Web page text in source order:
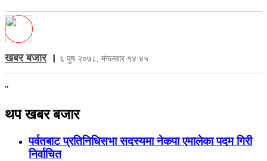
खबर बजार। ६ पुष २०७८, मंगलवार १४:४५
"
थप खबर बजार
पर्वतबाट प्रतिनिधिसभा सदस्यमा नेकपा एमालेका पदम गिरी
निर्वाचित